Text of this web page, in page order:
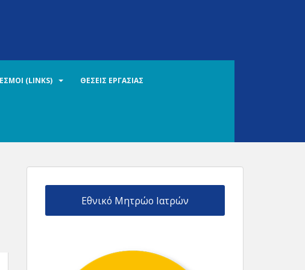
(LINKS) ΘΕΣΕΙΣ ΕΡΓΑΣΙΑΣ
Εθνικό Μητρώο Ιατρών